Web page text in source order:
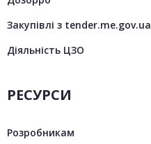
Закупівлі з tender.me.gov.ua
Діяльність ЦЗО
РЕСУРСИ
Розробникам